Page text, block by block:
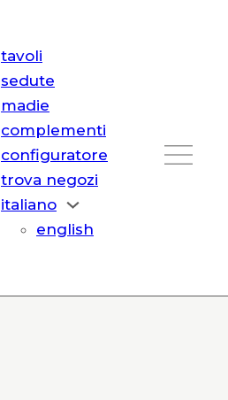
tavoli
sedute
madie
complementi
configuratore
trova negozi
italiano
english